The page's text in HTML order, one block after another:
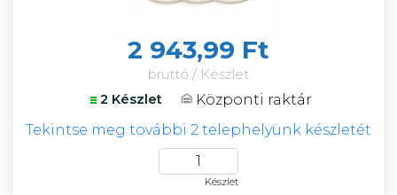
2 943,99 Ft
bruttó / Készlet
2 Készlet
Központi raktár
Tekintse meg további 2 telephelyünk készletét
Készlet